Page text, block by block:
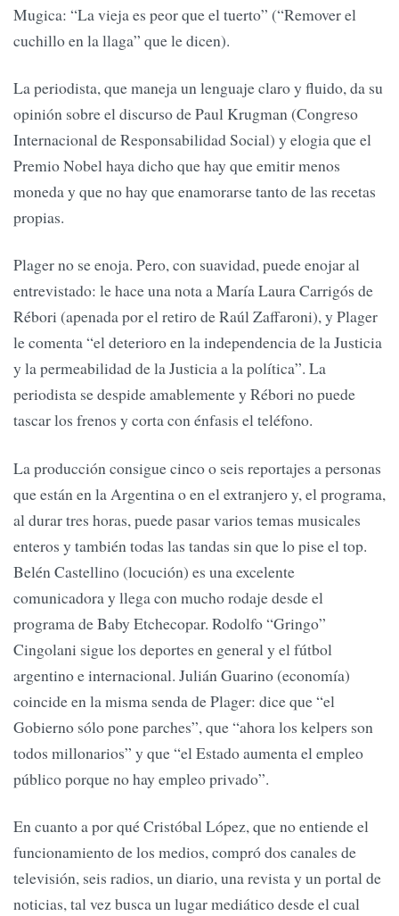
Mugica: “La vieja es peor que el tuerto” (“Remover el
cuchillo en la llaga” que le dicen).
La periodista, que maneja un lenguaje claro y fluido, da su
opinión sobre el discurso de Paul Krugman (Congreso
Internacional de Responsabilidad Social) y elogia que el
Premio Nobel haya dicho que hay que emitir menos
moneda y que no hay que enamorarse tanto de las recetas
propias.
Plager no se enoja. Pero, con suavidad, puede enojar al
entrevistado: le hace una nota a María Laura Carrigós de
Rébori (apenada por el retiro de Raúl Zaffaroni), y Plager
le comenta “el deterioro en la independencia de la Justicia
y la permeabilidad de la Justicia a la política”. La
periodista se despide amablemente y Rébori no puede
tascar los frenos y corta con énfasis el teléfono.
La producción consigue cinco o seis reportajes a personas
que están en la Argentina o en el extranjero y, el programa,
al durar tres horas, puede pasar varios temas musicales
enteros y también todas las tandas sin que lo pise el top.
Belén Castellino (locución) es una excelente
comunicadora y llega con mucho rodaje desde el
programa de Baby Etchecopar. Rodolfo “Gringo”
Cingolani sigue los deportes en general y el fútbol
argentino e internacional. Julián Guarino (economía)
coincide en la misma senda de Plager: dice que “el
Gobierno sólo pone parches”, que “ahora los kelpers son
todos millonarios” y que “el Estado aumenta el empleo
público porque no hay empleo privado”.
En cuanto a por qué Cristóbal López, que no entiende el
funcionamiento de los medios, compró dos canales de
televisión, seis radios, un diario, una revista y un portal de
noticias, tal vez busca un lugar mediático desde el cual